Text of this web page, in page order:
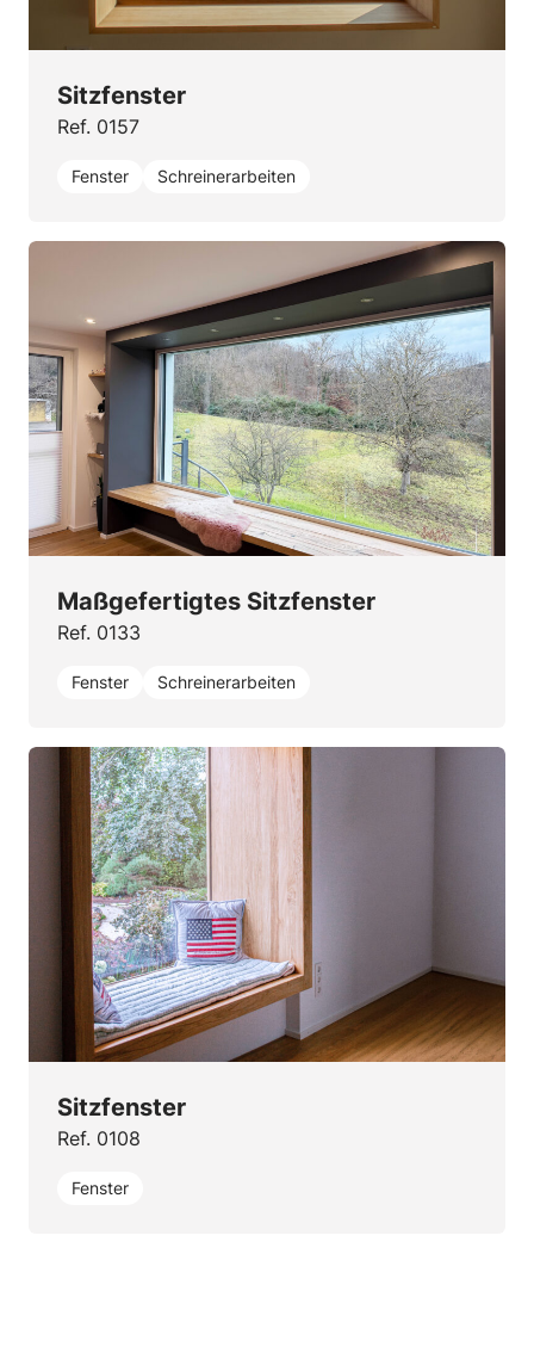
Sitzfenster
Ref. 0157
Fenster Schreinerarbeiten
Maßgefertigtes Sitzfenster
Ref. 0133
Fenster Schreinerarbeiten
Sitzfenster
Ref. 0108
Fenster